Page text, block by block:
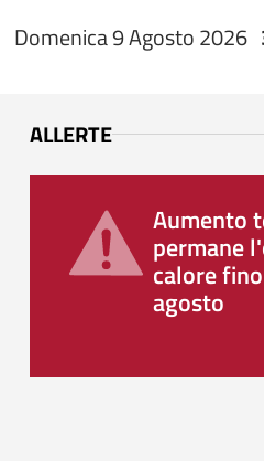
Domenica 9 Agosto 2026
ALLERTE
Aumento
permane
calore
agosto